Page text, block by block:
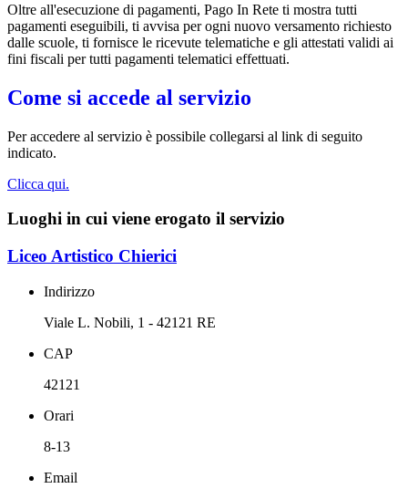
Oltre all'esecuzione di pagamenti, Pago In Rete ti mostra tutti
pagamenti eseguibili, ti avvisa per ogni nuovo versamento richiesto
dalle scuole, ti fornisce le ricevute telematiche e gli attestati validi ai
fini fiscali per tutti pagamenti telematici effettuati.
Come si accede al servizio
Per accedere al servizio è possibile collegarsi al link di seguito
indicato.
Clicca qui.
Luoghi in cui viene erogato il servizio
Liceo Artistico Chierici
Indirizzo
Viale L. Nobili, 1 - 42121 RE
CAP
42121
Orari
8-13
Email